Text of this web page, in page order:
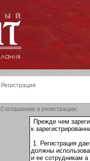
Регистрация
Соглашение о регистрации: